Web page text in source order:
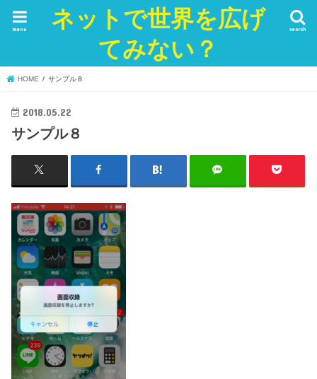
ネットで世界を広げ
てみない？
search
menu
HOME サンプル８
2018.05.22
サンプル８